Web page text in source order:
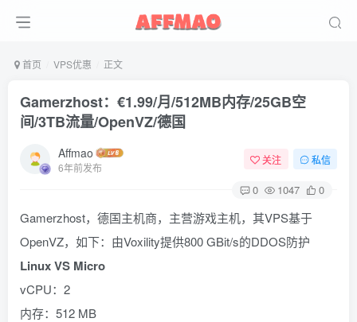
首页 VPS优惠 正文
Gamerzhost：€1.99/月/512MB内存/25GB空
间/3TB流量/OpenVZ/德国
Affmao
6年前发布
关注 私信
0 1047 0
Gamerzhost，德国主机商，主营游戏主机，其VPS基于
OpenVZ，如下：由Voxility提供800 GBit/s的DDOS防护
Linux VS Micro
vCPU：2
内存：512 MB